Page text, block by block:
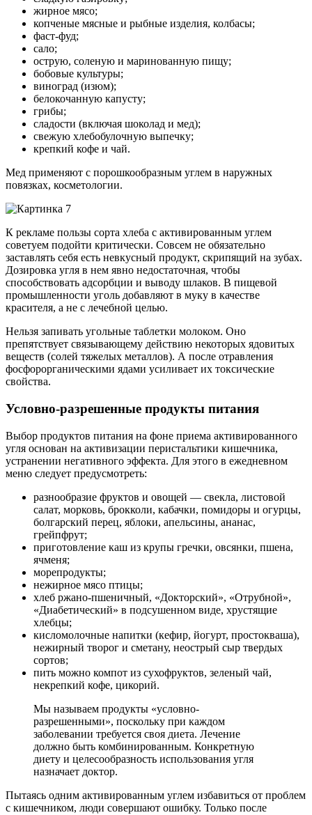
жирное мясо;
копченые мясные и рыбные изделия, колбасы;
фаст-фуд;
сало;
острую, соленую и маринованную пищу;
бобовые культуры;
виноград (изюм);
белокочанную капусту;
грибы;
сладости (включая шоколад и мед);
свежую хлебобулочную выпечку;
крепкий кофе и чай.
Мед применяют с порошкообразным углем в наружных
повязках, косметологии.
К рекламе пользы сорта хлеба с активированным углем
советуем подойти критически. Совсем не обязательно
заставлять себя есть невкусный продукт, скрипящий на зубах.
Дозировка угля в нем явно недостаточная, чтобы
способствовать адсорбции и выводу шлаков. В пищевой
промышленности уголь добавляют в муку в качестве
красителя, а не с лечебной целью.
Нельзя запивать угольные таблетки молоком. Оно
препятствует связывающему действию некоторых ядовитых
веществ (солей тяжелых металлов). А после отравления
фосфорорганическими ядами усиливает их токсические
свойства.
Условно-разрешенные продукты питания
Выбор продуктов питания на фоне приема активированного
угля основан на активизации перистальтики кишечника,
устранении негативного эффекта. Для этого в ежедневном
меню следует предусмотреть:
разнообразие фруктов и овощей — свекла, листовой
салат, морковь, брокколи, кабачки, помидоры и огурцы,
болгарский перец, яблоки, апельсины, ананас,
грейпфрут;
приготовление каш из крупы гречки, овсянки, пшена,
ячменя;
морепродукты;
нежирное мясо птицы;
хлеб ржано-пшеничный, «Докторский», «Отрубной»,
«Диабетический» в подсушенном виде, хрустящие
хлебцы;
кисломолочные напитки (кефир, йогурт, простокваша),
нежирный творог и сметану, неострый сыр твердых
сортов;
пить можно компот из сухофруктов, зеленый чай,
некрепкий кофе, цикорий.
Мы называем продукты «условно-
разрешенными», поскольку при каждом
заболевании требуется своя диета. Лечение
должно быть комбинированным. Конкретную
диету и целесообразность использования угля
назначает доктор.
Пытаясь одним активированным углем избавиться от проблем
с кишечником, люди совершают ошибку. Только после